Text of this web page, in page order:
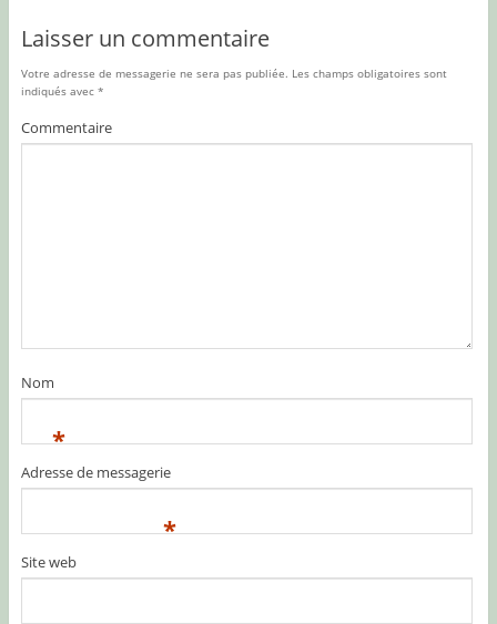
Laisser un commentaire
Votre adresse de messagerie ne sera pas publiée. Les champs obligatoires sont
indiqués avec *
Commentaire
Nom
*
Adresse de messagerie
*
Site web